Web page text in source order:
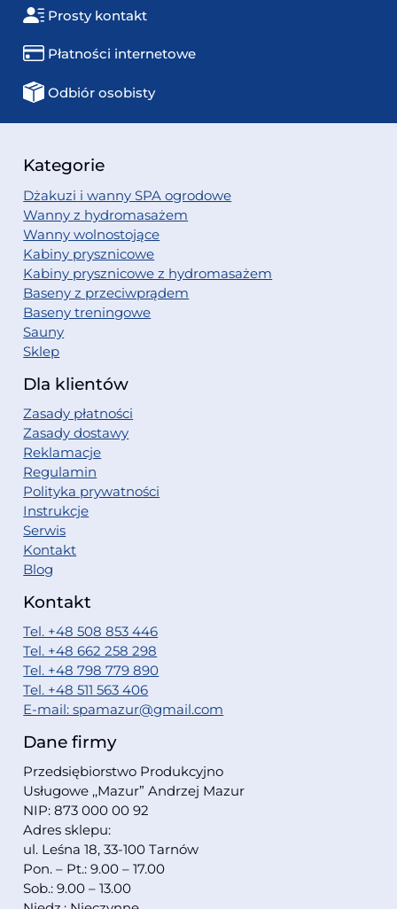
Prosty kontakt
Płatności internetowe
Odbiór osobisty
Kategorie
Dżakuzi i wanny SPA ogrodowe
Wanny z hydromasażem
Wanny wolnostojące
Kabiny prysznicowe
Kabiny prysznicowe z hydromasażem
Baseny z przeciwprądem
Baseny treningowe
Sauny
Sklep
Dla klientów
Zasady płatności
Zasady dostawy
Reklamacje
Regulamin
Polityka prywatności
Instrukcje
Serwis
Kontakt
Blog
Kontakt
Tel. +48 508 853 446
Tel. +48 662 258 298
Tel. +48 798 779 890
Tel. +48 511 563 406
E-mail: spamazur@gmail.com
Dane firmy
Przedsiębiorstwo Produkcyjno
Usługowe ,,Mazur” Andrzej Mazur
NIP: 873 000 00 92
Adres sklepu:
ul. Leśna 18, 33-100 Tarnów
Pon. – Pt.: 9.00 – 17.00
Sob.: 9.00 – 13.00